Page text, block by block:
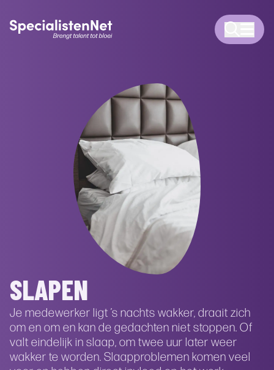
SLAPEN
Je medewerker ligt ’s nachts wakker, draait zich
om en om en kan de gedachten niet stoppen. Of
valt eindelijk in slaap, om twee uur later weer
wakker te worden. Slaapproblemen komen veel